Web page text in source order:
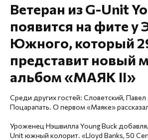
Ветеран из G-Unit
появится на фите у
Южного, который
представит новый
альбом «МАЯК II»
Среди других гостей: Словетский,
Поцарапать. О первом «Маяке»
Уроженец Нэшвилла Young Buck
Unit южный колорит. «Lloyd Banks, 50